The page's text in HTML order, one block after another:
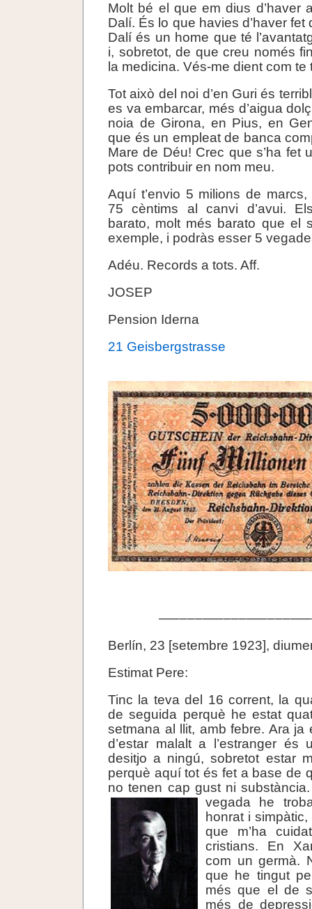
Molt bé el que em dius d’haver
Dalí. És lo que havies d’haver fet
Dalí és un home que té
i, sobretot, de que creu només
la medicina. Vés-me dient com te
Tot això del noi d’en Guri és
es va embarcar, més d’aigua
noia de Girona, en Pius, en
que és un empleat de banca
Mare de Déu! Crec que s’ha fet
pots contribuir en nom meu.
Aquí t’envio 5 milions de
75 cèntims al canvi d’avui.
barato, molt més barato que el
exemple, i podràs esser 5
Adéu. Records a tots. Aff.
JOSEP
Pension Iderna
21 Geisbergstrasse
Berlín, 23 [setembre 1923],
Estimat Pere:
Tinc la teva del 16 corrent, la
de seguida perquè he estat
setmana al llit, amb febre. Ara ja
d’estar malalt a l’estranger
desitjo a ningú, sobretot estar
perquè aquí tot és fet a base de
no tenen cap gust ni
vegada
he
honrat i
que m’ha
cristians. En
com un germà.
que he tingut
més que el de
més de